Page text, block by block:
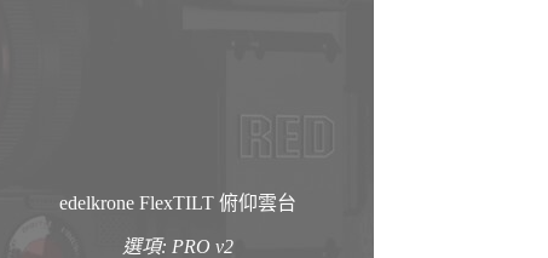
edelkrone FlexTILT 俯仰雲台
選項: PRO v2